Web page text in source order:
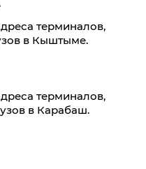
терминалов,
в Кыштыме.
терминалов,
в Карабаш.